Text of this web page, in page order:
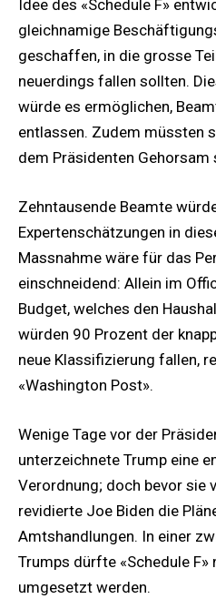
Idee des «Schedule F»
gleichnamige
geschaffen, in die grosse
neuerdings fallen sollten.
würde es ermöglichen,
entlassen. Zudem müssten
dem Präsidenten Gehorsam
Zehntausende Beamte
Expertenschätzungen in
Massnahme wäre für das
einschneidend: Allein im
Budget, welches den
würden 90 Prozent der
neue Klassifizierung fallen,
«Washington Post».
Wenige Tage vor der
unterzeichnete Trump eine
Verordnung; doch bevor sie
revidierte Joe Biden die
Amtshandlungen. In einer
Trumps dürfte «Schedule F»
umgesetzt werden.